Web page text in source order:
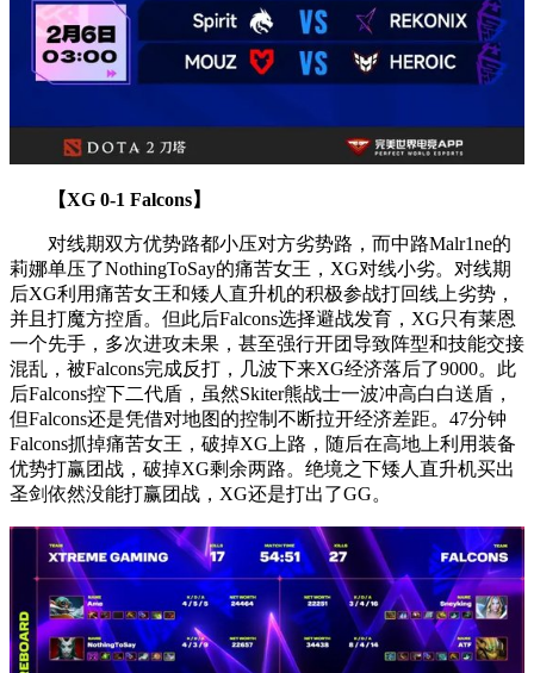
【XG 0-1 Falcons】
对线期双方优势路都小压对方劣势路，而中路Malr1ne的
莉娜单压了NothingToSay的痛苦女王，XG对线小劣。对线期
后XG利用痛苦女王和矮人直升机的积极参战打回线上劣势，
并且打魔方控盾。但此后Falcons选择避战发育，XG只有莱恩
一个先手，多次进攻未果，甚至强行开团导致阵型和技能交接
混乱，被Falcons完成反打，几波下来XG经济落后了9000。此
后Falcons控下二代盾，虽然Skiter熊战士一波冲高白白送盾，
但Falcons还是凭借对地图的控制不断拉开经济差距。47分钟
Falcons抓掉痛苦女王，破掉XG上路，随后在高地上利用装备
优势打赢团战，破掉XG剩余两路。绝境之下矮人直升机买出
圣剑依然没能打赢团战，XG还是打出了GG。